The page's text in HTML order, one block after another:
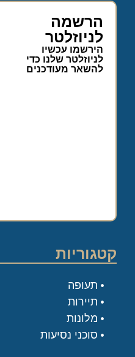
הרשמה
לניוזלטר
הירשמו עכשיו
לניוזלטר שלנו כדי
להשאר מעודכנים
קטגוריות
תעופה
תיירות
מלונות
סוכני נסיעות